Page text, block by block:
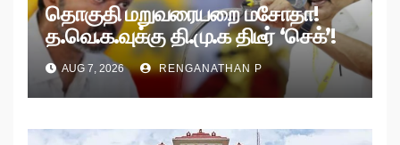
தொகுதி மறுவரையறை மசோதா!
த.வெ.க.வுக்கு தி.மு.க திடீர் ‘செக்’!
AUG 7, 2026 RENGANATHAN P